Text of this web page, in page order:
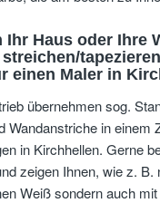
Ihr Haus oder Ihre
einen Maler in
übernehmen sog.
Wandanstriche in einem
in Kirchhellen. Gerne
zeigen Ihnen, wie z. B.
Weiß sondern auch